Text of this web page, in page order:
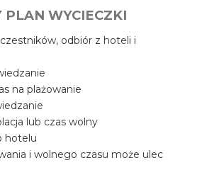
PLAN WYCIECZKI
odbiór z hoteli i
na plażowanie
lub czas wolny
hotelu
i wolnego czasu może ulec